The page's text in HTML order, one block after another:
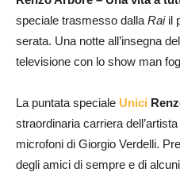
speciale trasmesso dalla Raiil
serata. Una notte all’insegna
televisione con lo show man
La puntata speciale Unici
straordinaria carriera
microfoni di Giorgio Verdelli.
degli amici di sempre e di